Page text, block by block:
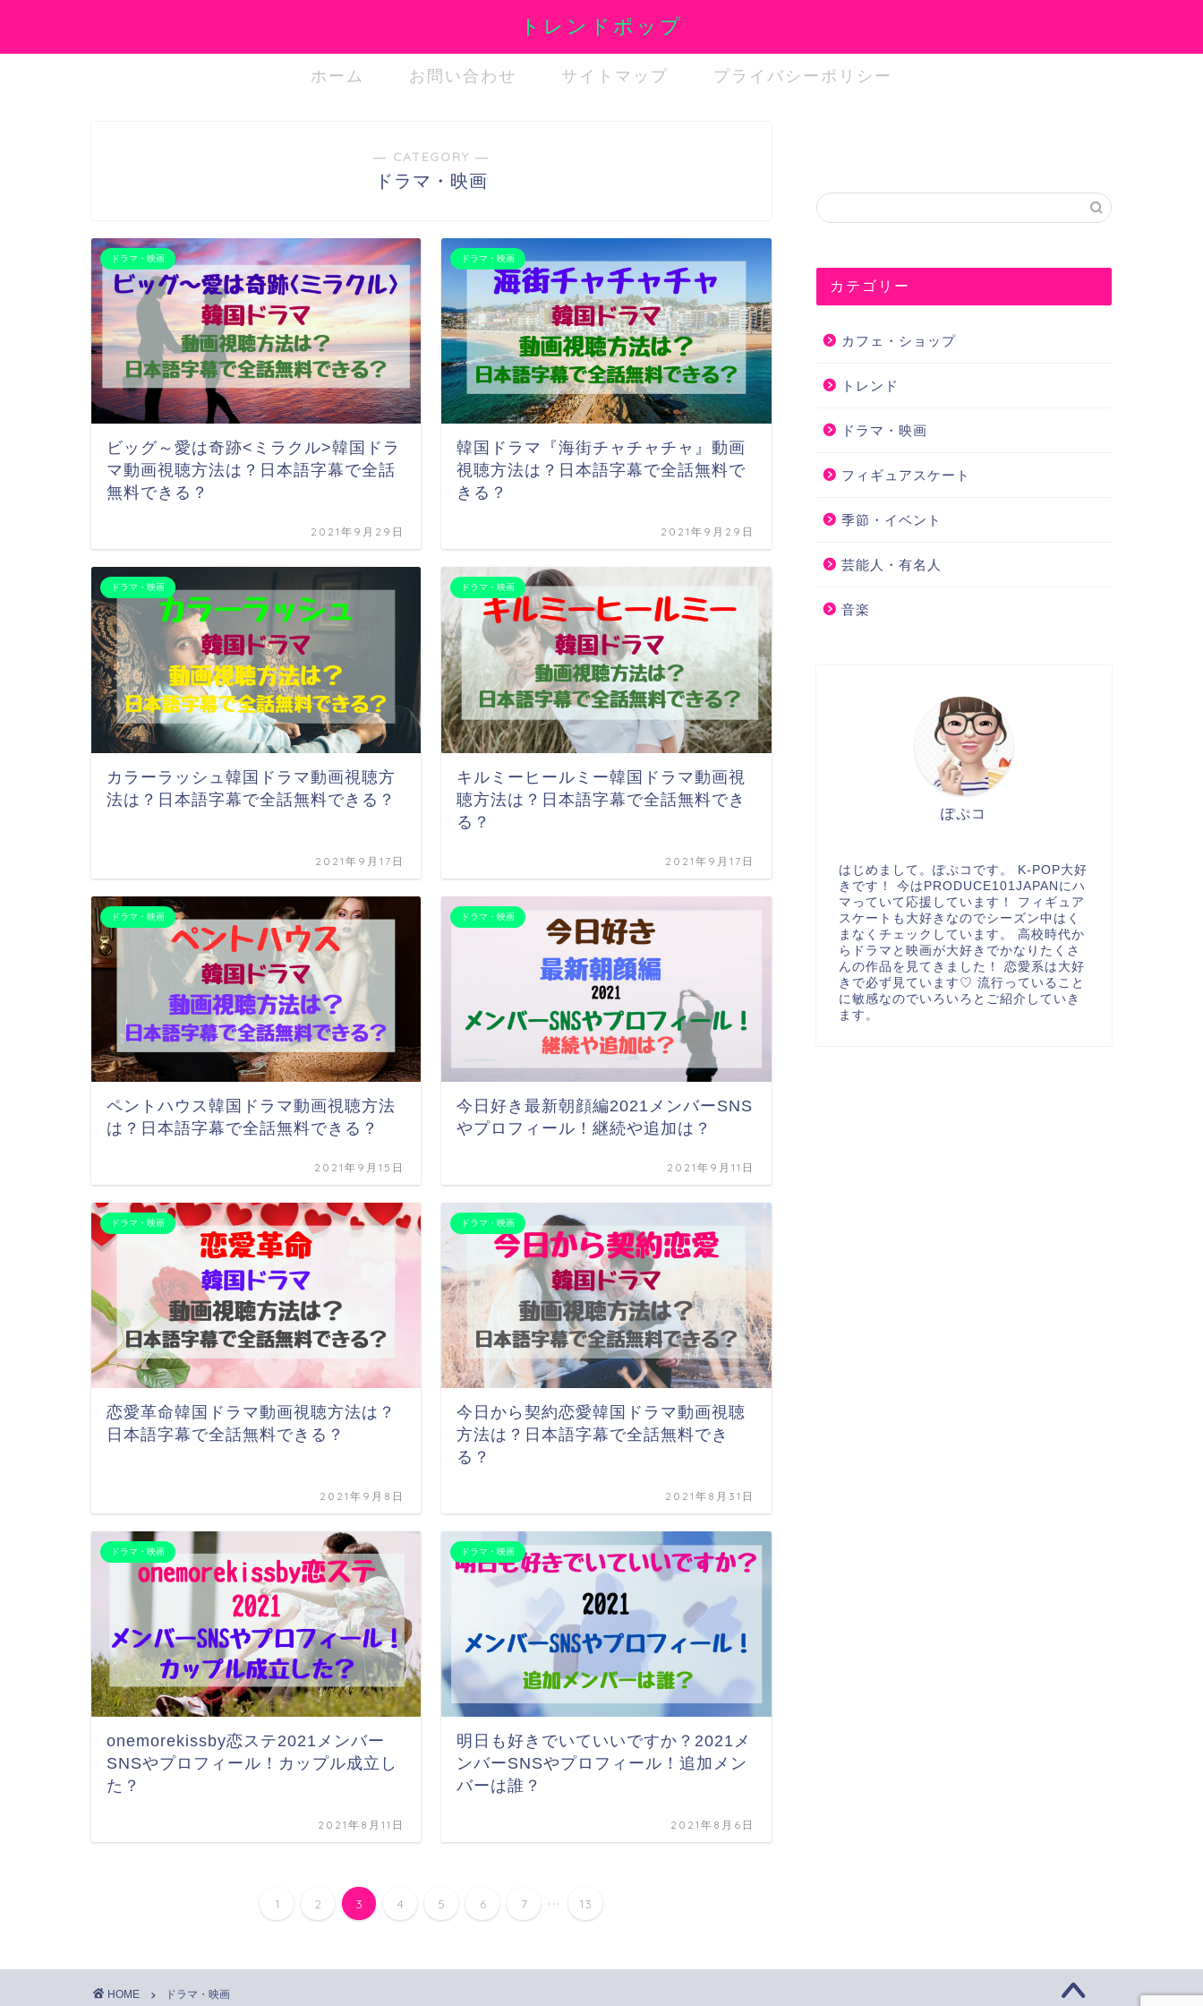
トレンドポップ
ホーム お問い合わせ サイトマップ プライバシーポリシー
― CATEGORY ―
ドラマ・映画
ドラマ・映画
ビッグ～愛は奇跡<ミラクル>韓国ドラ
マ動画視聴方法は？日本語字幕で全話
無料できる？
2021年9月29日
ドラマ・映画
韓国ドラマ『海街チャチャチャ』動画
視聴方法は？日本語字幕で全話無料で
きる？
2021年9月29日
ドラマ・映画
カラーラッシュ韓国ドラマ動画視聴方
法は？日本語字幕で全話無料できる？
2021年9月17日
ドラマ・映画
キルミーヒールミー韓国ドラマ動画視
聴方法は？日本語字幕で全話無料でき
る？
2021年9月17日
ドラマ・映画
ペントハウス韓国ドラマ動画視聴方法
は？日本語字幕で全話無料できる？
2021年9月15日
ドラマ・映画
今日好き最新朝顔編2021メンバーSNS
やプロフィール！継続や追加は？
2021年9月11日
ドラマ・映画
恋愛革命韓国ドラマ動画視聴方法は？
日本語字幕で全話無料できる？
2021年9月8日
ドラマ・映画
今日から契約恋愛韓国ドラマ動画視聴
方法は？日本語字幕で全話無料でき
る？
2021年8月31日
ドラマ・映画
onemorekissby恋ステ2021メンバー
SNSやプロフィール！カップル成立し
た？
2021年8月11日
ドラマ・映画
明日も好きでいていいですか？2021メ
ンバーSNSやプロフィール！追加メン
バーは誰？
2021年8月6日
1 2 3 4 5 6 7 ... 13
カテゴリー
カフェ・ショップ
トレンド
ドラマ・映画
フィギュアスケート
季節・イベント
芸能人・有名人
音楽
ぽぷコ
はじめまして。ぽぷコです。 K-POP大好
きです！ 今はPRODUCE101JAPANにハ
マっていて応援しています！ フィギュア
スケートも大好きなのでシーズン中はく
まなくチェックしています。 高校時代か
らドラマと映画が大好きでかなりたくさ
んの作品を見てきました！ 恋愛系は大好
きで必ず見ています♡ 流行っていること
に敏感なのでいろいろとご紹介していき
ます。
HOME ドラマ・映画